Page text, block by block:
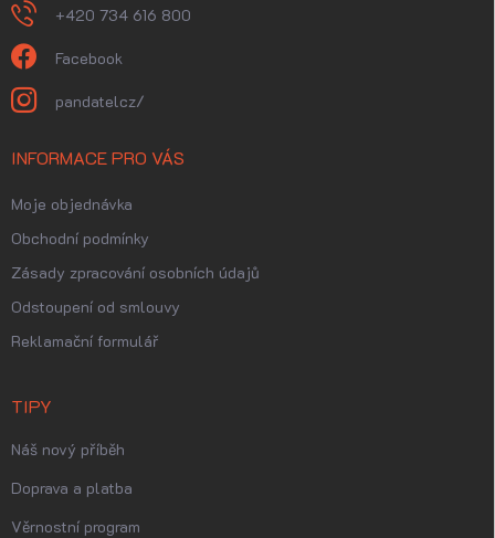
+420 734 616 800
Facebook
pandatelcz/
INFORMACE PRO VÁS
Moje objednávka
Obchodní podmínky
Zásady zpracování osobních údajů
Odstoupení od smlouvy
Reklamační formulář
TIPY
Náš nový příběh
Doprava a platba
Věrnostní program